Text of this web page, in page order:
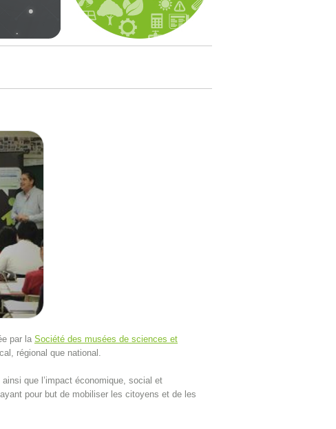
par la Société des musées de sciences et
régional que national.
que l’impact économique, social et
pour but de mobiliser les citoyens et de les